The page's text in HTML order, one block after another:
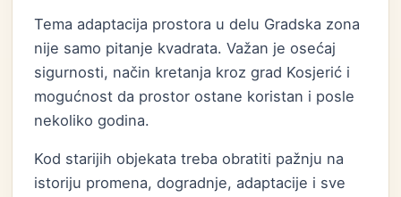
Tema adaptacija prostora u delu Gradska zona
nije samo pitanje kvadrata. Važan je osećaj
sigurnosti, način kretanja kroz grad Kosjerić i
mogućnost da prostor ostane koristan i posle
nekoliko godina.
Kod starijih objekata treba obratiti pažnju na
istoriju promena, dogradnje, adaptacije i sve